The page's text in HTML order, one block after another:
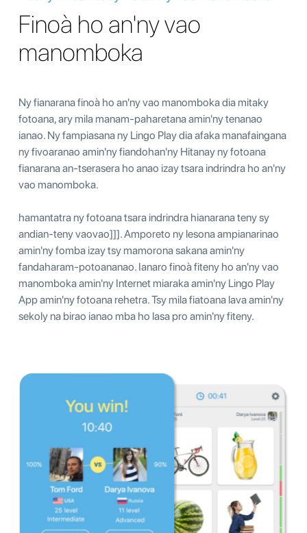
Finoà ho an'ny vao
manomboka
Ny fianarana finoà ho an'ny vao manomboka dia mitaky
fotoana, ary mila manam-paharetana amin'ny tenanao
ianao. Ny fampiasana ny Lingo Play dia afaka manafaingana
ny fivoaranao amin'ny fiandohan'ny Hitanay ny fotoana
fianarana an-tserasera ho anao izay tsara indrindra ho an'ny
vao manomboka.
hamantatra ny fotoana tsara indrindra hianarana teny sy
andian-teny vaovao]]]. Amporeto ny lesona ampianarinao
amin'ny fomba izay tsy mamorona sakana amin'ny
fandaharam-potoananao. Ianaro finoà fiteny ho an'ny vao
manomboka amin'ny Internet miaraka amin'ny Lingo Play
App amin'ny fotoana rehetra. Tsy mila fiatoana lava amin'ny
sekoly na birao ianao mba ho lasa pro amin'ny fiteny.